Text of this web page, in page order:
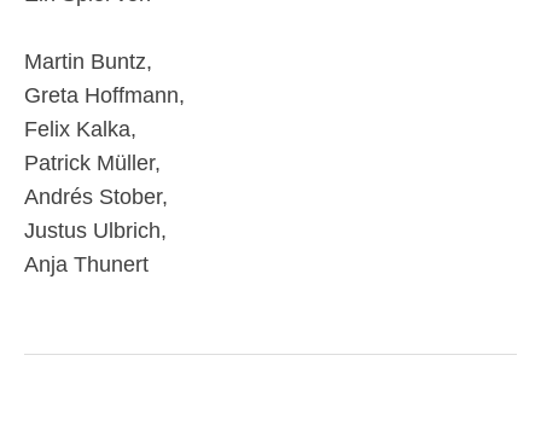
Martin Buntz,
Greta Hoffmann,
Felix Kalka,
Patrick Müller,
Andrés Stober,
Justus Ulbrich,
Anja Thunert